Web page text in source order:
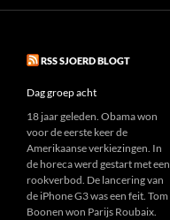
RSS SJOERD BLOGT
Dag groep acht
18 jaar geleden. Obama won
voor de eerste keer de
Amerikaanse verkiezingen. In
de horeca werd gestart met een
rookverbod. De lancering van
de iPhone G3 was een feit. Tom
Boonen won Parijs Roubaix.